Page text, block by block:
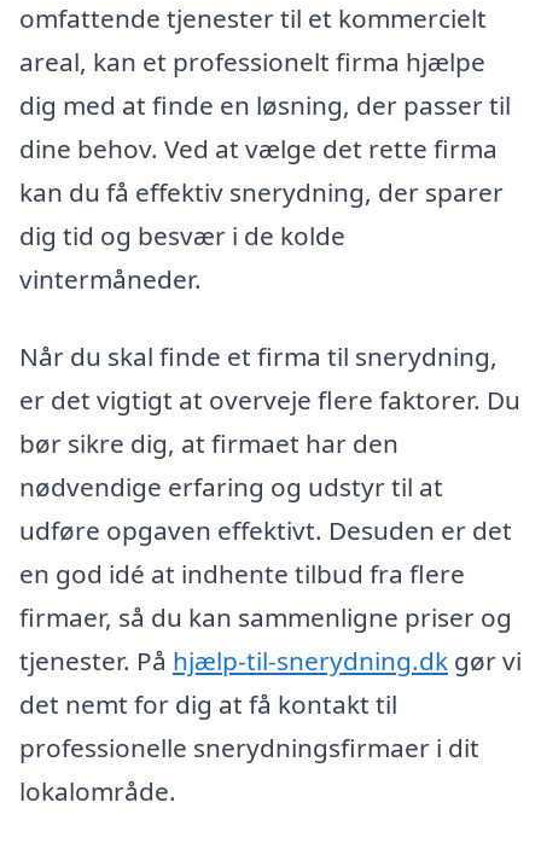
omfattende tjenester til et kommercielt
areal, kan et professionelt firma hjælpe
dig med at finde en løsning, der passer til
dine behov. Ved at vælge det rette firma
kan du få effektiv snerydning, der sparer
dig tid og besvær i de kolde
vintermåneder.
Når du skal finde et firma til snerydning,
er det vigtigt at overveje flere faktorer. Du
bør sikre dig, at firmaet har den
nødvendige erfaring og udstyr til at
udføre opgaven effektivt. Desuden er det
en god idé at indhente tilbud fra flere
firmaer, så du kan sammenligne priser og
tjenester. På hjælp-til-snerydning.dk gør vi
det nemt for dig at få kontakt til
professionelle snerydningsfirmaer i dit
lokalområde.